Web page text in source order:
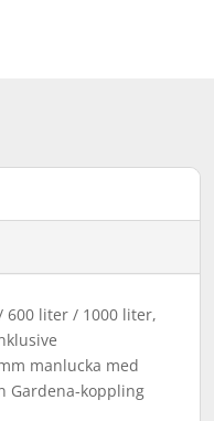
liter / 1000 liter,
manlucka med
Gardena-koppling